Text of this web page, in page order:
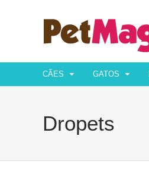
CÃES GATOS
Dropets